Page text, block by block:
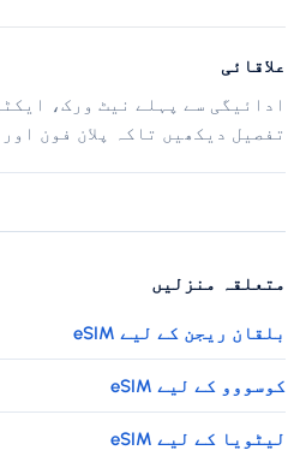
علاقائی
ادائیگی سے پہلے نیٹ ورک،
تفصیل دیکھیں تاکہ پلان فون
متعلقہ منزلیں
بلقان ریجن کے لیے eSIM
کوسووو کے لیے eSIM
لیٹویا کے لیے eSIM